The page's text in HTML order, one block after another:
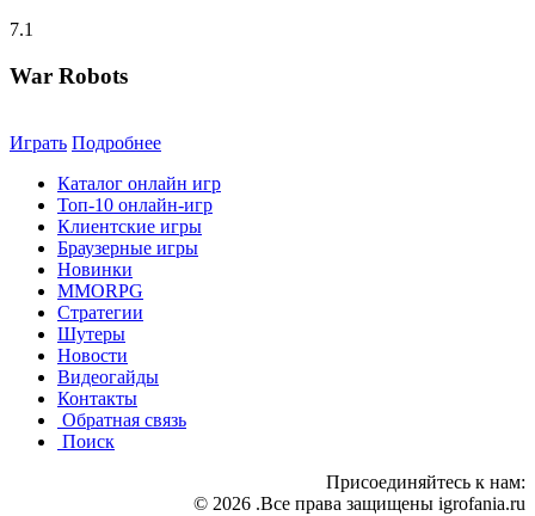
7.1
War Robots
Играть Подробнее
Каталог онлайн игр
Топ-10 онлайн-игр
Клиентские игры
Браузерные игры
Новинки
MMORPG
Стратегии
Шутеры
Новости
Видеогайды
Контакты
Обратная связь
Поиск
Присоединяйтесь к нам:
© 2026 .Все права защищены igrofania.ru